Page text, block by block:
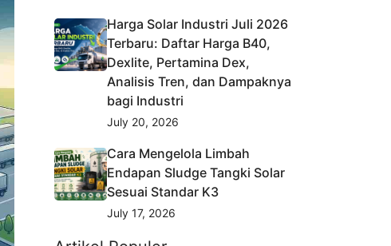
Harga Solar Industri Juli 2026
Terbaru: Daftar Harga B40,
Dexlite, Pertamina Dex,
Analisis Tren, dan Dampaknya
bagi Industri
July 20, 2026
Cara Mengelola Limbah
Endapan Sludge Tangki Solar
Sesuai Standar K3
July 17, 2026